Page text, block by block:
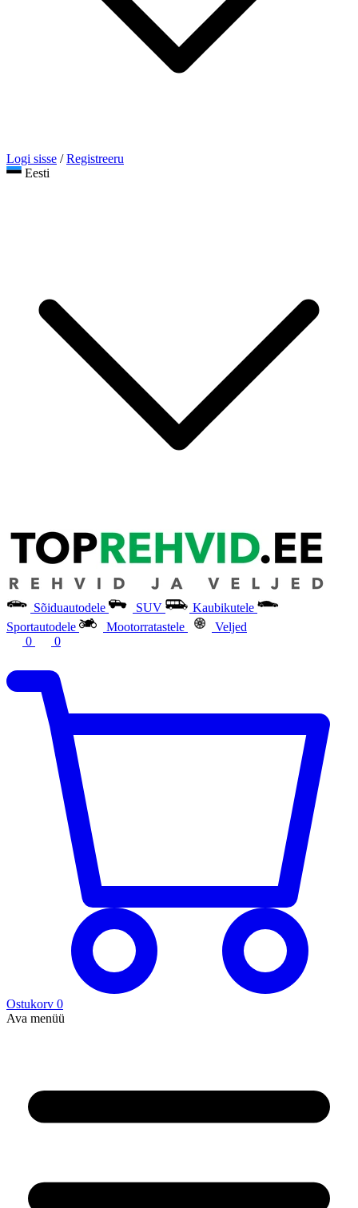
Logi sisse / Registreeru
Eesti
Sõiduautodele SUV
Kaubikutele
Sportautodele
Mootorratastele
Veljed
0
0
Ostukorv 0
Ava menüü